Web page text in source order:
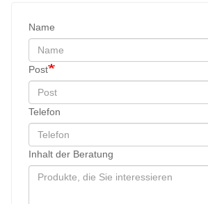
Name
Post
Telefon
Inhalt der Beratung